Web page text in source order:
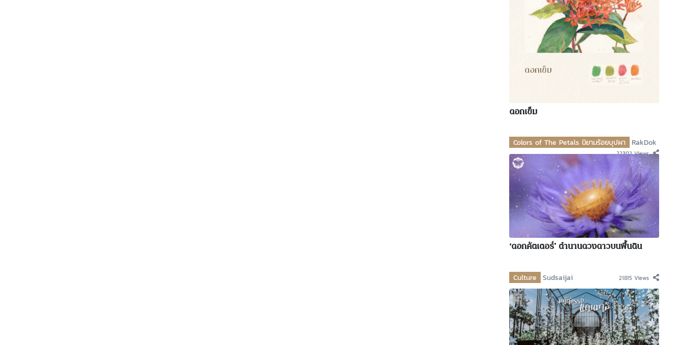
ดอกเข็ม
Colors of The Petals นิยามร้อยบุปผา RakDok
22302 Views
‘ดอกคัตเตอร์’ ตำนานดวงดาวบนพื้นดิน
Culture Sudsaijai 21815 Views